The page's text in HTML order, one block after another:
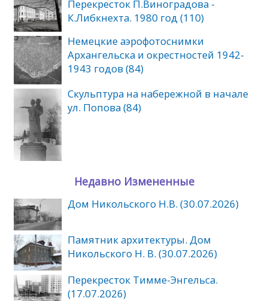
Перекресток П.Виноградова -
К.Либкнехта. 1980 год (110)
Немецкие аэрофотоснимки
Архангельска и окрестностей 1942-
1943 годов (84)
Скульптура на набережной в начале
ул. Попова (84)
Недавно Измененные
Дом Никольского Н.В. (30.07.2026)
Памятник архитектуры. Дом
Никольского Н. В. (30.07.2026)
Перекресток Тимме-Энгельса.
(17.07.2026)